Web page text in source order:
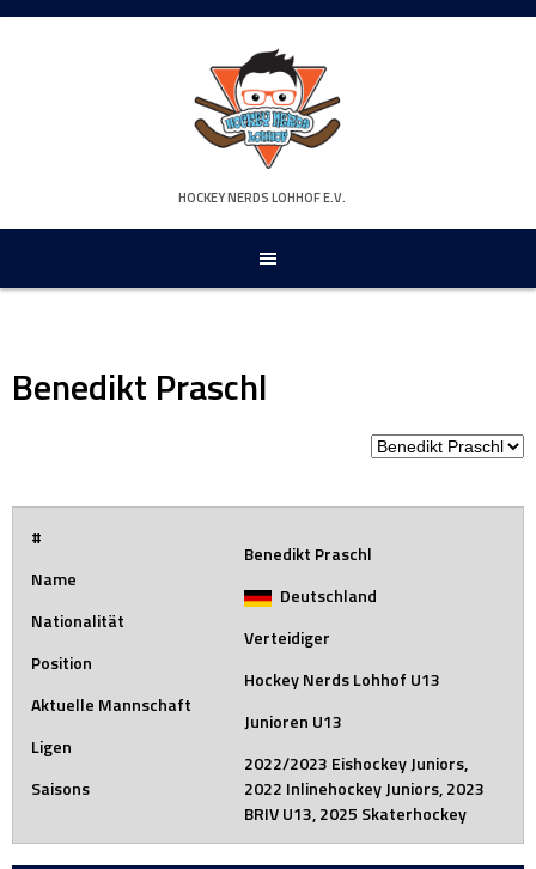
Springe
HOCKEY NERDS LOHHOF E.V.
Benedikt Praschl
#
Name
Benedikt Praschl
Nationalität
Deutschland
Position
Verteidiger
Aktuelle Mannschaft
Hockey Nerds Lohhof U13
Ligen
Junioren U13
Saisons
2022/2023 Eishockey Juniors,
2022 Inlinehockey Juniors, 2023
BRIV U13, 2025 Skaterhockey